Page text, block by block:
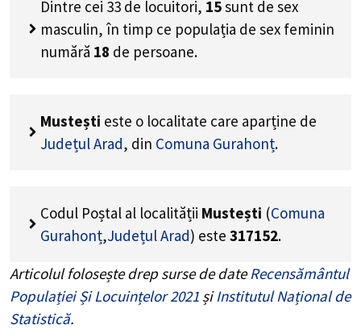
Dintre cei 33 de locuitori, 15sunt de sex
masculin, în timp ce populația de sex feminin
numără 18 de persoane.
Mustești este o localitate care aparține de
Județul Arad, din Comuna Gurahonț.
Codul Poștal al localității Mustești (Comuna
Gurahonț,Județul Arad) este 317152.
Articolul folosește drep surse de dateRecensământul
Populației Și Locuințelor 2021 șiInstitutul Național de
Statistică.